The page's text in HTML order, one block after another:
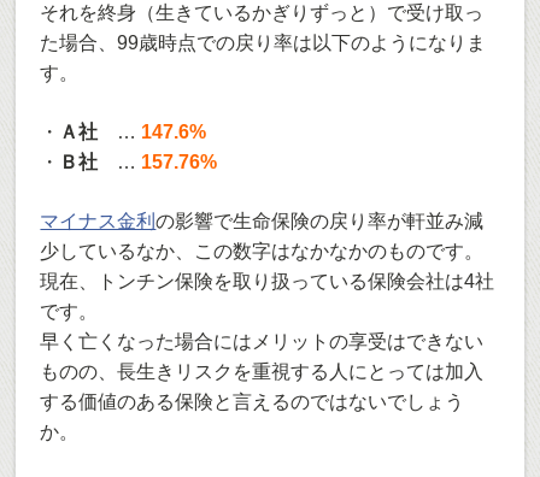
それを終身（生きているかぎりずっと）で受け取っ
た場合、99歳時点での戻り率は以下のようになりま
す。
・ Ａ社 … 147.6%
・ Ｂ社 … 157.76%
マイナス金利の影響で生命保険の戻り率が軒並み減
少しているなか、この数字はなかなかのものです。
現在、トンチン保険を取り扱っている保険会社は4社
です。
早く亡くなった場合にはメリットの享受はできない
ものの、長生きリスクを重視する人にとっては加入
する価値のある保険と言えるのではないでしょう
か。